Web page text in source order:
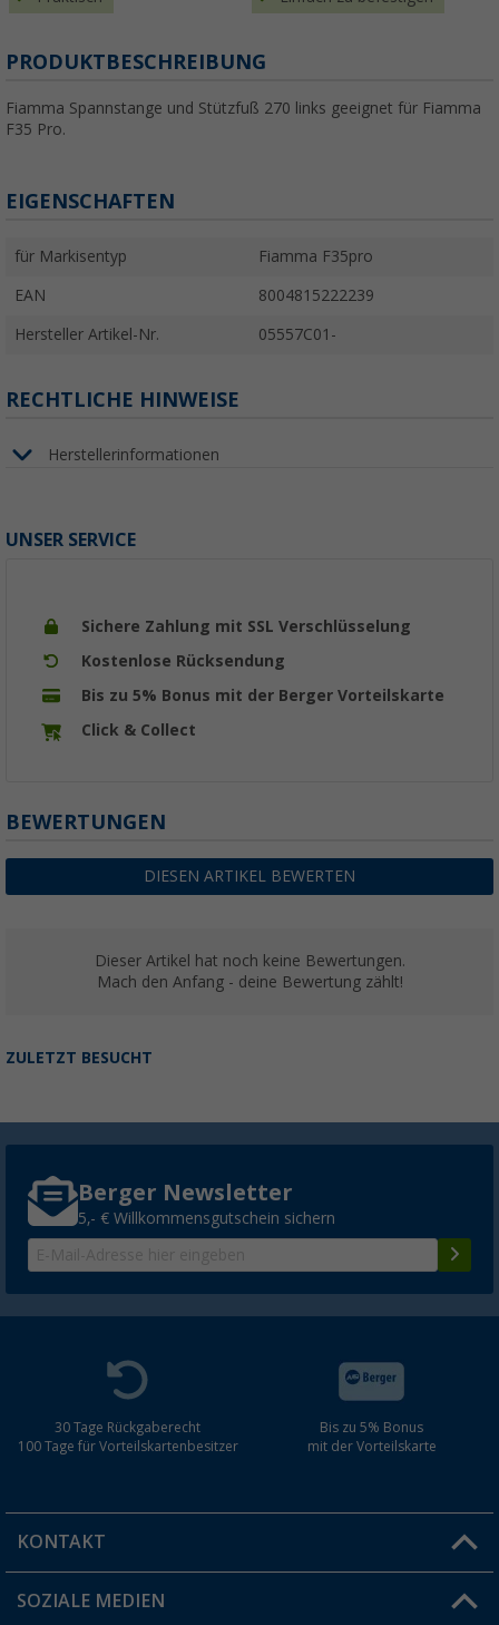
PRODUKTBESCHREIBUNG
Fiamma Spannstange und Stützfuß 270 links geeignet für Fiamma
F35 Pro.
EIGENSCHAFTEN
für Markisentyp Fiamma F35pro
EAN 8004815222239
Hersteller Artikel-Nr. 05557C01-
RECHTLICHE HINWEISE
Herstellerinformationen
UNSER SERVICE
Sichere Zahlung mit SSL Verschlüsselung
Kostenlose Rücksendung
Bis zu 5% Bonus mit der Berger Vorteilskarte
Click & Collect
BEWERTUNGEN
DIESEN ARTIKEL BEWERTEN
Dieser Artikel hat noch keine Bewertungen.
Mach den Anfang - deine Bewertung zählt!
ZULETZT BESUCHT
Berger Newsletter
5,- € Willkommensgutschein sichern
30 Tage Rückgaberecht
100 Tage für Vorteilskartenbesitzer
Bis zu 5% Bonus
mit der Vorteilskarte
KONTAKT
Du hast eine Frage?
SOZIALE MEDIEN